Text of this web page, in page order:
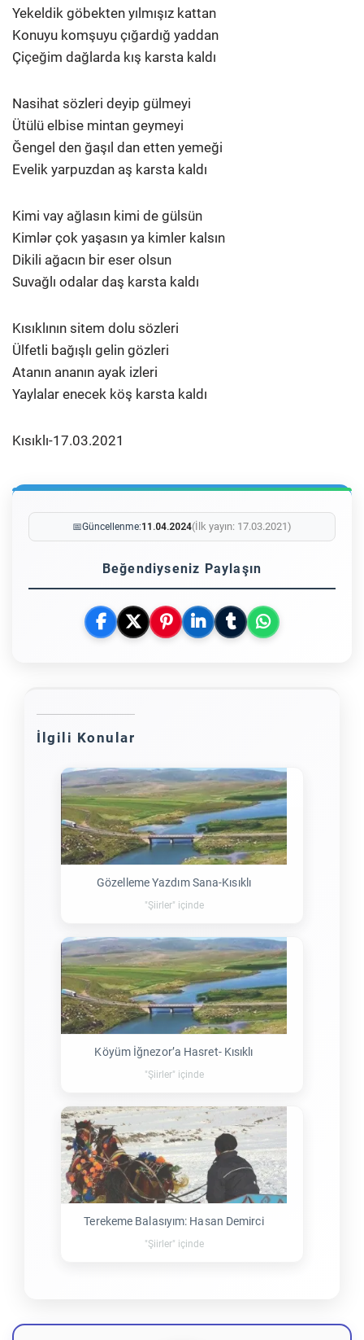
Yekeldik göbekten yılmışız kattan
Konuyu komşuyu çığardığ yaddan
Çiçeğim dağlarda kış karsta kaldı
Nasihat sözleri deyip gülmeyi
Ütülü elbise mintan geymeyi
Ğengel den ğaşıl dan etten yemeği
Evelik yarpuzdan aş karsta kaldı
Kimi vay ağlasın kimi de gülsün
Kimlər çok yaşasın ya kimler kalsın
Dikili ağacın bir eser olsun
Suvağlı odalar daş karsta kaldı
Kısıklının sitem dolu sözleri
Ülfetli bağışlı gelin gözleri
Atanın ananın ayak izleri
Yaylalar enecek köş karsta kaldı
Kısıklı-17.03.2021
📅Güncellenme:11.04.2024(İlk yayın: 17.03.2021)
Beğendiyseniz Paylaşın
İlgili Konular
Gözelleme Yazdım Sana-Kısıklı
"Şiirler" içinde
Köyüm İğnezor’a Hasret- Kısıklı
"Şiirler" içinde
Terekeme Balasıyım: Hasan Demirci
"Şiirler" içinde